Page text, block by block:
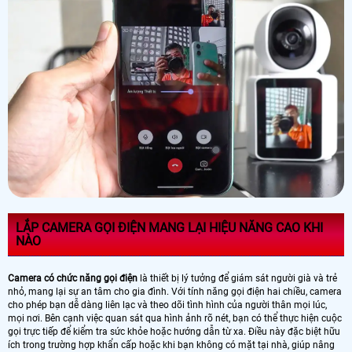
LẮP CAMERA GỌI ĐIỆN MANG LẠI HIỆU NĂNG CAO KHI
NÀO
Camera có chức năng gọi điện là thiết bị lý tưởng để giám sát người già và trẻ
nhỏ, mang lại sự an tâm cho gia đình. Với tính năng gọi điện hai chiều, camera
cho phép bạn dễ dàng liên lạc và theo dõi tình hình của người thân mọi lúc,
mọi nơi. Bên cạnh việc quan sát qua hình ảnh rõ nét, bạn có thể thực hiện cuộc
gọi trực tiếp để kiểm tra sức khỏe hoặc hướng dẫn từ xa. Điều này đặc biệt hữu
ích trong trường hợp khẩn cấp hoặc khi bạn không có mặt tại nhà, giúp nâng